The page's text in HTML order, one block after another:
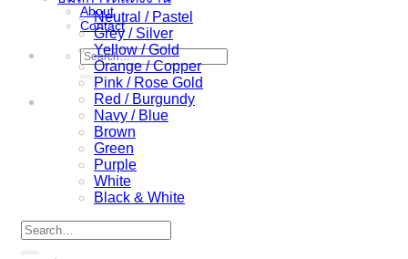
About
Contact
Search
for:
Neutral / Pastel
Grey / Silver
Yellow / Gold
Orange / Copper
Pink / Rose Gold
Red / Burgundy
Navy / Blue
Brown
Green
Purple
White
Black & White
Search
for: